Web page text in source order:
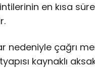
en kısa
nedeniyle çağrı
kaynaklı